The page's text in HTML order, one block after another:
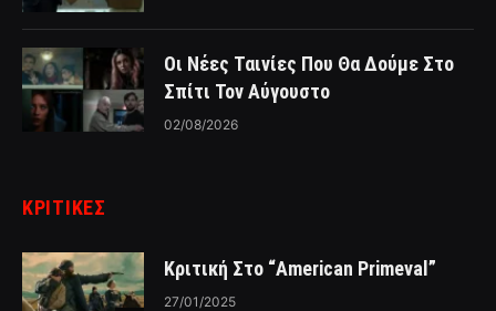
Οι Νέες Ταινίες Που Θα Δούμε Στο
Σπίτι Τον Αύγουστο
02/08/2026
ΚΡΙΤΙΚΈΣ
Κριτική Στο “American Primeval”
27/01/2025